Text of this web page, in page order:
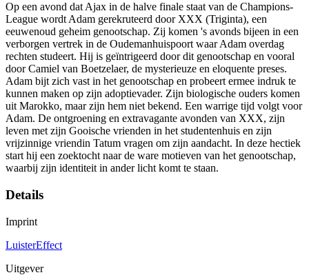
Op een avond dat Ajax in de halve finale staat van de Champions-
League wordt Adam gerekruteerd door XXX (Triginta), een
eeuwenoud geheim genootschap. Zij komen 's avonds bijeen in een
verborgen vertrek in de Oudemanhuispoort waar Adam overdag
rechten studeert. Hij is geïntrigeerd door dit genootschap en vooral
door Camiel van Boetzelaer, de mysterieuze en eloquente preses.
Adam bijt zich vast in het genootschap en probeert ermee indruk te
kunnen maken op zijn adoptievader. Zijn biologische ouders komen
uit Marokko, maar zijn hem niet bekend. Een warrige tijd volgt voor
Adam. De ontgroening en extravagante avonden van XXX, zijn
leven met zijn Gooische vrienden in het studentenhuis en zijn
vrijzinnige vriendin Tatum vragen om zijn aandacht. In deze hectiek
start hij een zoektocht naar de ware motieven van het genootschap,
waarbij zijn identiteit in ander licht komt te staan.
Details
Imprint
LuisterEffect
Uitgever